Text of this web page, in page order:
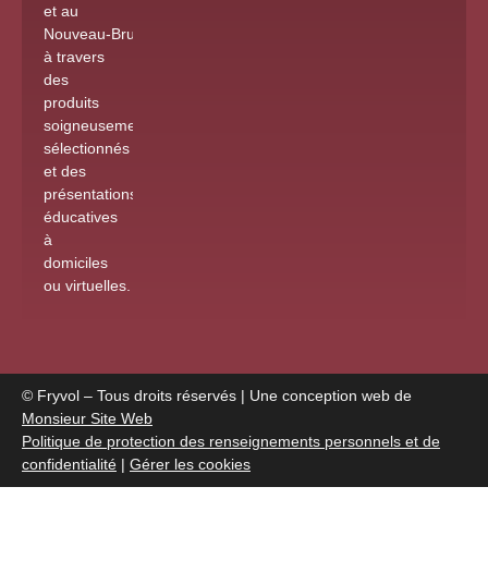
et au
Nouveau-Brunswick
à travers
des
produits
soigneusement
sélectionnés
et des
présentations
éducatives
à
domiciles
ou virtuelles
© Fryvol – Tous droits réservés | Une conception web de
Monsieur Site Web
Politique de protection des renseignements personnels et de
confidentialité | Gérer les cookies